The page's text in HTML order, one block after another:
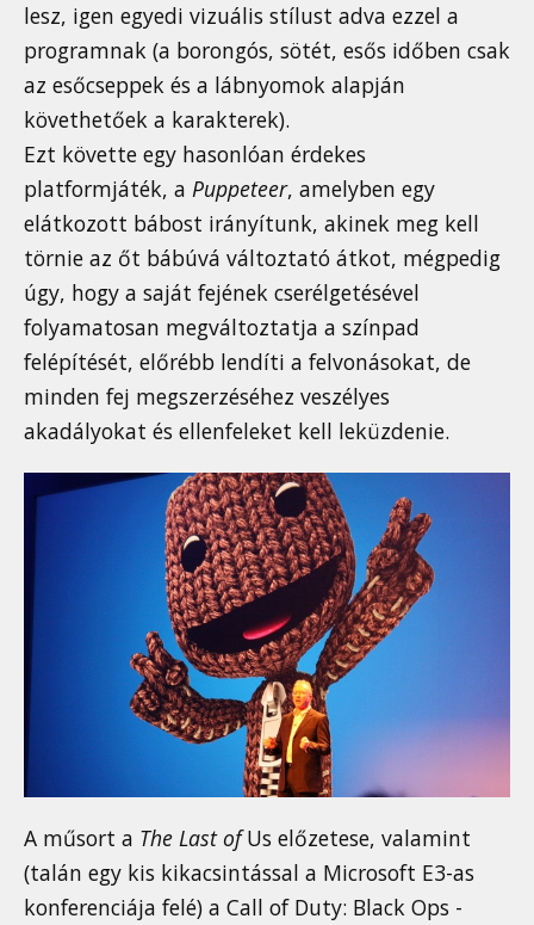
lesz, igen egyedi vizuális stílust adva ezzel a
programnak (a borongós, sötét, esős időben csak
az esőcseppek és a lábnyomok alapján
követhetőek a karakterek).
Ezt követte egy hasonlóan érdekes
platformjáték, a Puppeteer, amelyben egy
elátkozott bábost irányítunk, akinek meg kell
törnie az őt bábúvá változtató átkot, mégpedig
úgy, hogy a saját fejének cserélgetésével
folyamatosan megváltoztatja a színpad
felépítését, előrébb lendíti a felvonásokat, de
minden fej megszerzéséhez veszélyes
akadályokat és ellenfeleket kell leküzdenie.
A műsort a The Last ofUs előzetese, valamint
(talán egy kis kikacsintással a Microsoft E3-as
konferenciája felé) a Call of Duty: Black Ops -